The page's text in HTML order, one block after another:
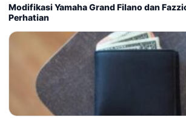
Modifikasi Yamaha Grand Filano dan
Perhatian